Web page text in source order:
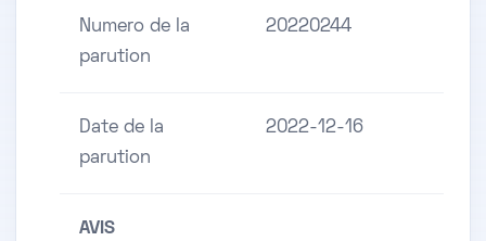
Numero de la
parution
20220244
Date de la
parution
2022-12-16
AVIS